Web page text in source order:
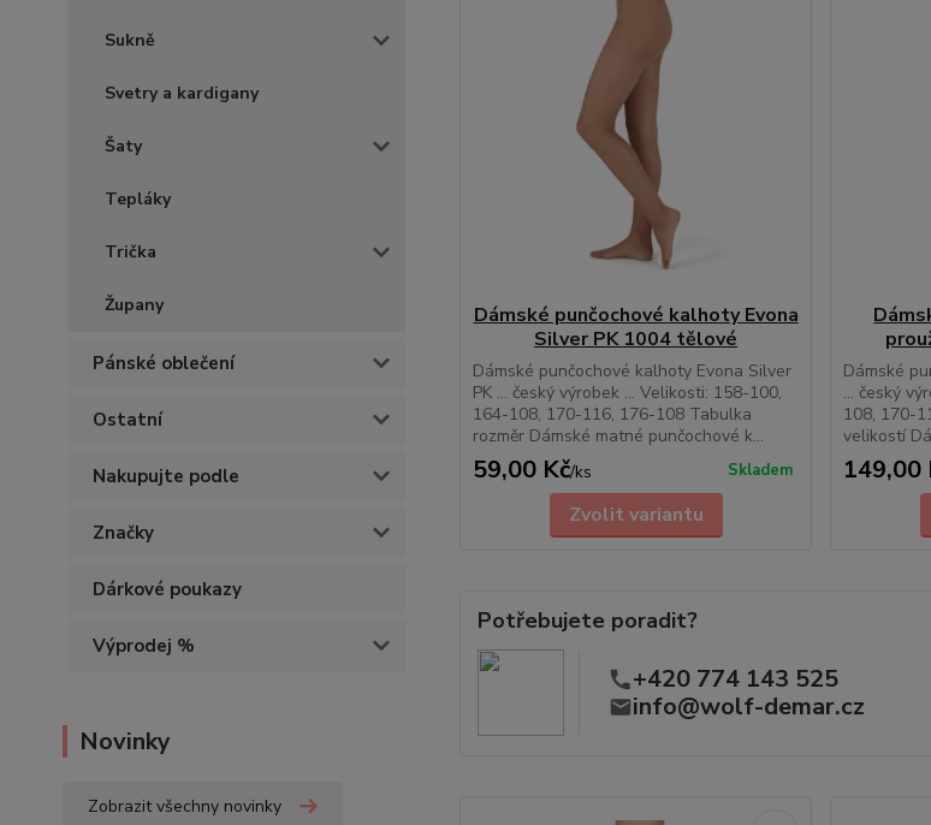
Sukně
Svetry a kardigany
Šaty
Tepláky
Trička
Župany
Pánské oblečení
Ostatní
Nakupujte podle
Značky
Dárkové poukazy
Výprodej %
Novinky
Zobrazit všechny novinky
Dámské punčochové kalhoty Evona
Silver PK 1004 tělové
Dámské punčochové kalhoty Evona Silver
PK ... český výrobek ... Velikosti: 158-100,
164-108, 170-116, 176-108 Tabulka
rozměr Dámské matné punčochové k...
59,00 Kč/ks Skladem
Zvolit variantu
Dámské
... český
108, 170-
velikostí
149,00
Potřebujete poradit?
+420 774 143 525
info@wolf-demar.cz